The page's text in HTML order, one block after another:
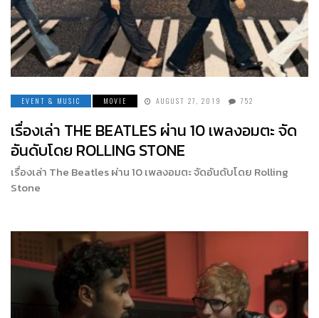
EVENT & MUSIC MOVIE AUGUST 27, 2019 752
เรื่องเล่า THE BEATLES ผ่าน 10 เพลงอมตะ จัด
อันดับโดย ROLLING STONE
เรื่องเล่า The Beatles ผ่าน 10 เพลงอมตะ จัดอันดับโดย Rolling
Stone